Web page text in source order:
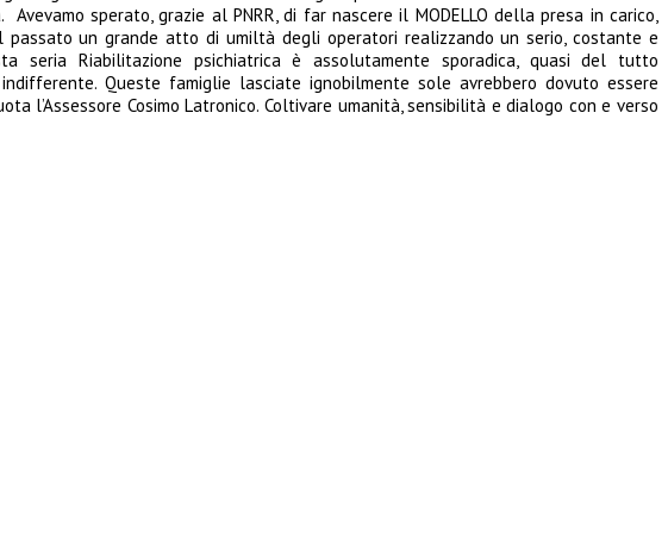
sperato, grazie al PNRR, di far nascere il MODELLO della presa in carico,
un grande atto di umiltà degli operatori realizzando un serio, costante e
seria Riabilitazione psichiatrica è assolutamente sporadica, quasi del tutto
Queste famiglie lasciate ignobilmente sole avrebbero dovuto essere
l’Assessore Cosimo Latronico. Coltivare umanità, sensibilità e dialogo con e verso